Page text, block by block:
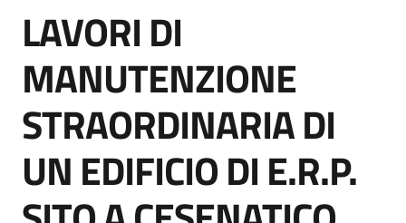
di
acquisto
Supporto
Piattaforme
telematiche
Salta al contenuto
LAVORI DI
MANUTENZIONE
STRAORDINARIA DI
UN EDIFICIO DI E.R.P.